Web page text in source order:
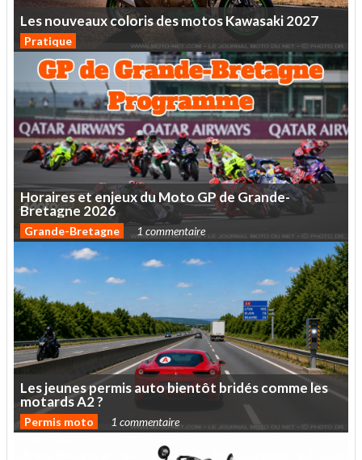
LesnouveauxcolorisdesmotosKawasaki2027
Pratique
HorairesetenjeuxduMotoGPdeGrande-
Bretagne 2026
Grande-Bretagne 1 commentaire
Lesjeunespermisautobientôt bridéscommeles
motardsA2?
Permis moto 1 commentaire